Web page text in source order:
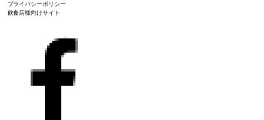
プライバシーポリシー
飲食店様向けサイト